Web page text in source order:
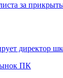
за
директор
ПК